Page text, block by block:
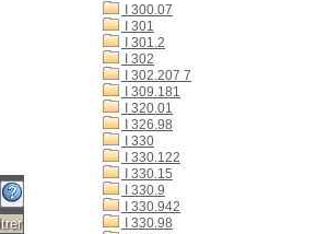
I 300.07
I 301
I 301.2
I 302
I 302.207 7
I 309.181
I 320.01
I 326.98
I 330
I 330.122
I 330.15
I 330.9
I 330.942
I 330.98